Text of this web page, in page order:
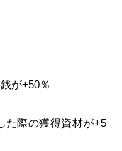
が+50％
た際の獲得資材が+5